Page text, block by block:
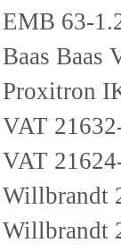
EMB 63-
Baas
Proxitron
VAT
VAT
Willbrandt
Willbrandt